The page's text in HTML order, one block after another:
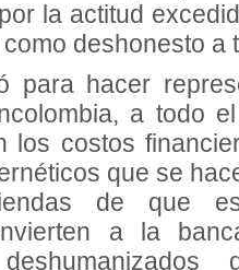
la actitud
deshonesto a
para hacer
a todo
los costos
que se
de que
a la
deshumanizados